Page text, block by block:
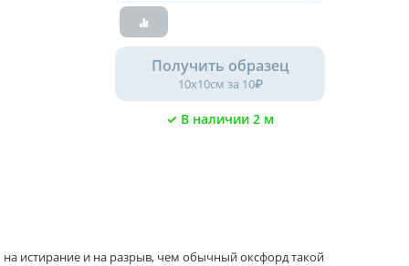
Получить образец
10х10см за 10₽
✓ В наличии 2 м
истирание и на разрыв, чем обычный оксфорд такой